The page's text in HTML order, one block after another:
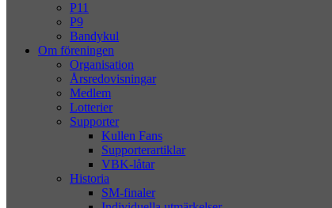
P11
P9
Bandykul
Om föreningen
Organisation
Årsredovisningar
Medlem
Lotterier
Supporter
Kullen Fans
Supporterartiklar
VBK-låtar
Historia
SM-finaler